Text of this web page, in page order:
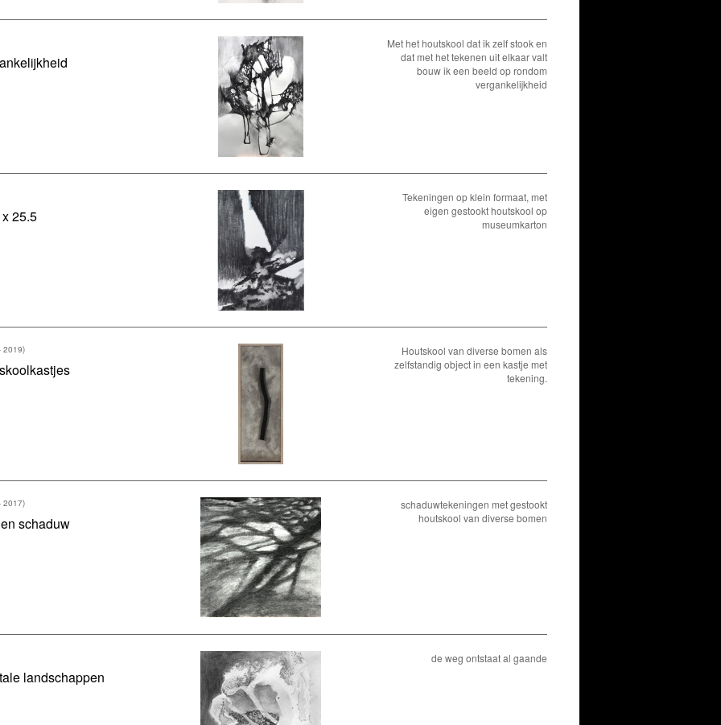
Met het houtskool dat ik zelf stook en
dat met het tekenen uit elkaar valt
bouw ik een beeld op rondom
vergankelijkheid
25.5
Tekeningen op klein formaat, met
eigen gestookt houtskool op
museumkarton
2019)
Houtskool van diverse bomen als
zelfstandig object in een kastje met
tekening.
schaduw
2017)
schaduwtekeningen met gestookt
houtskool van diverse bomen
landschappen
de weg ontstaat al gaande